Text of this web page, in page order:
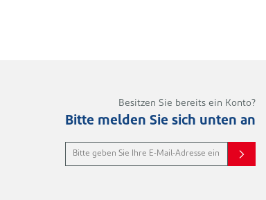
Besitzen Sie bereits ein Konto?
Bitte melden Sie sich unten an